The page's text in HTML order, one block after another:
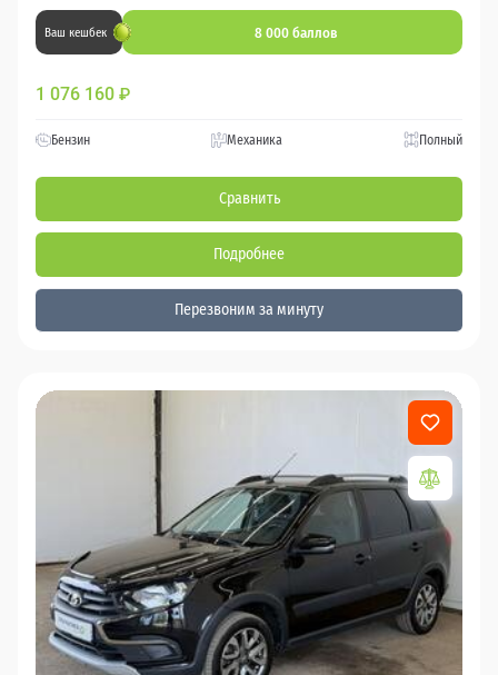
Ваш кешбек 8 000 баллов
1 076 160 ₽
Бензин Механика Полный
Сравнить
Подробнее
Перезвоним за минуту